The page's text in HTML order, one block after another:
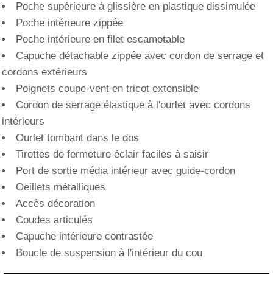
Poche supérieure à glissière en plastique dissimulée
Poche intérieure zippée
Poche intérieure en filet escamotable
Capuche détachable zippée avec cordon de serrage et
cordons extérieurs
Poignets coupe-vent en tricot extensible
Cordon de serrage élastique à l'ourlet avec cordons
intérieurs
Ourlet tombant dans le dos
Tirettes de fermeture éclair faciles à saisir
Port de sortie média intérieur avec guide-cordon
Oeillets métalliques
Accès décoration
Coudes articulés
Capuche intérieure contrastée
Boucle de suspension à l'intérieur du cou